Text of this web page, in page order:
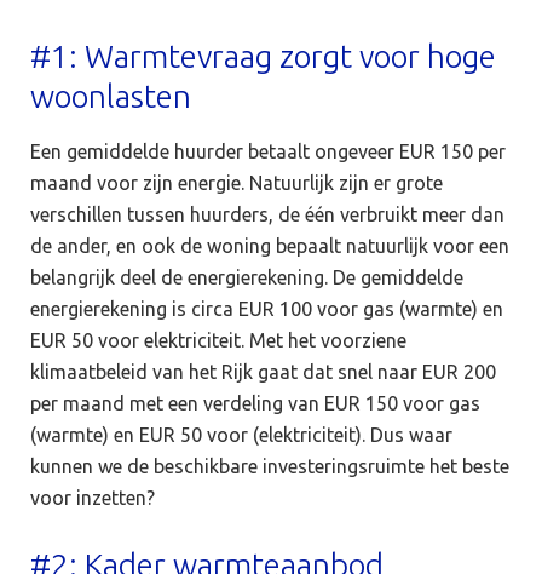
#1: Warmtevraag zorgt voor hoge
woonlasten
Een gemiddelde huurder betaalt ongeveer EUR 150 per
maand voor zijn energie. Natuurlijk zijn er grote
verschillen tussen huurders, de één verbruikt meer dan
de ander, en ook de woning bepaalt natuurlijk voor een
belangrijk deel de energierekening. De gemiddelde
energierekening is circa EUR 100 voor gas (warmte) en
EUR 50 voor elektriciteit. Met het voorziene
klimaatbeleid van het Rijk gaat dat snel naar EUR 200
per maand met een verdeling van EUR 150 voor gas
(warmte) en EUR 50 voor (elektriciteit). Dus waar
kunnen we de beschikbare investeringsruimte het beste
voor inzetten?
#2: Kader warmteaanbod